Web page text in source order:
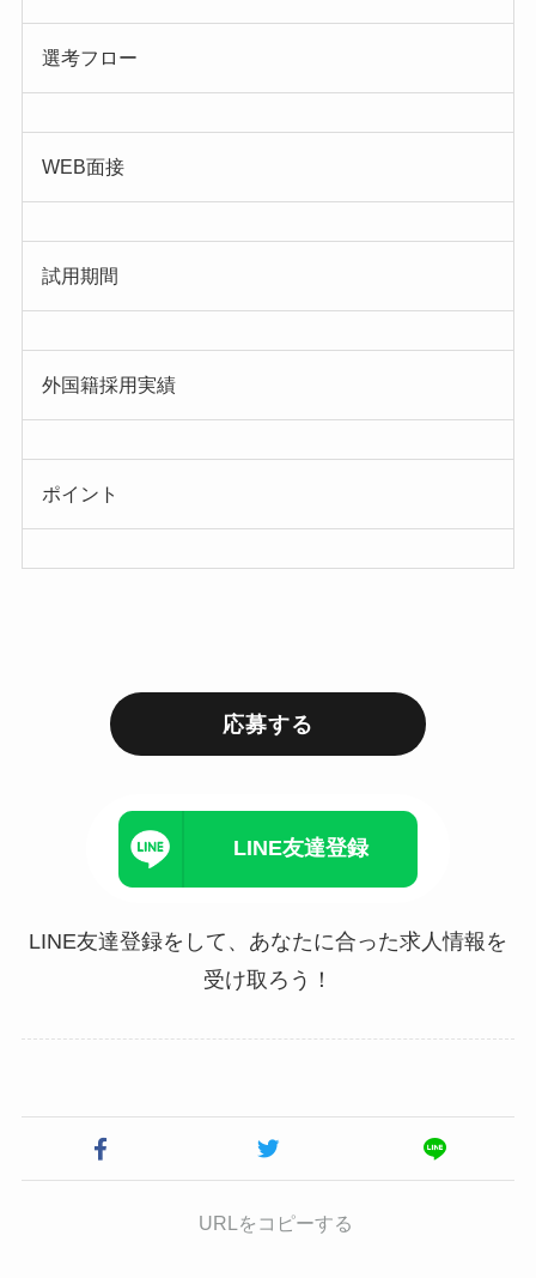
選考フロー
WEB面接
試用期間
外国籍採用実績
ポイント
応募する
LINE友達登録
LINE友達登録をして、あなたに合った求人情報を
受け取ろう！
URLをコピーする